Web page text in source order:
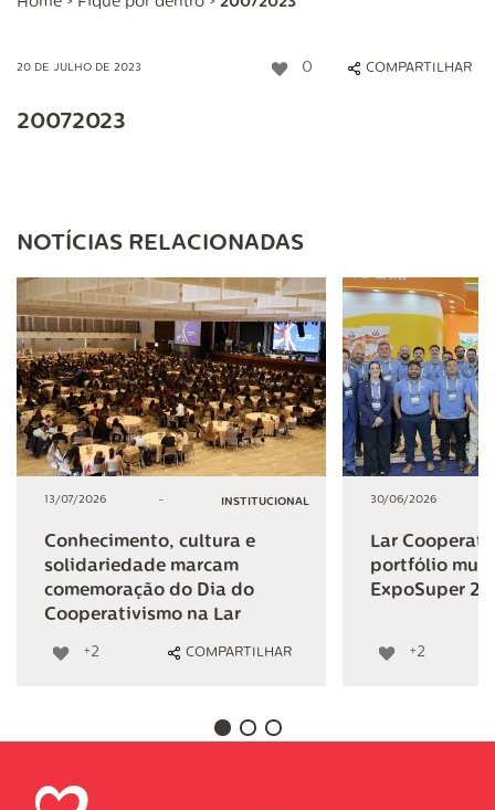
20 DE JULHO DE 2023 0 COMPARTILHAR
20072023
NOTÍCIAS RELACIONADAS
13/07/2026 - INSTITUCIONAL
Conhecimento, cultura e
solidariedade marcam
comemoração do Dia do
Cooperativismo na Lar
+2 COMPARTILHAR
30/06/2026
Lar
portfólio
ExpoSuper
+2